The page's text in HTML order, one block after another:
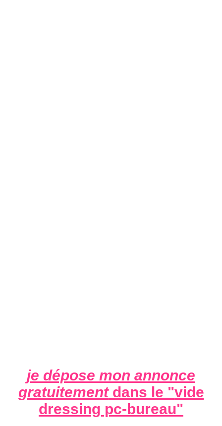
je dépose mon annonce
gratuitementdans le "vide
dressing pc-bureau"